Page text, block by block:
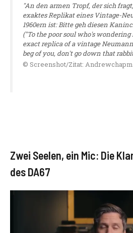
"An den armen Tropf, der sich
exaktes Replikat eines Vintage-
1960ern ist: Bitte geh diesen
("To the poor soul who's
exact replica of a vintage
beg of you, don't go down that
© Screenshot/Zitat:
Zwei Seelen, ein Mic: Die
des DA67